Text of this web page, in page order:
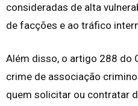
consideradas de alta
de facções e ao tráfico
Além disso, o artigo 288 do
crime de associação
quem solicitar ou contratar